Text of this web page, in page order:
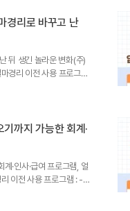
트의 AI 얼마경..
경리로 바꾸고 난
뒤 생긴 놀라운 변화(주)
경리 이전 사용 프로그램
.보다 효율적이고 빠른
로 들려드리겠습니다!​​ 유
웃소싱 전문 기업,(주..
까지 가능한 회계·
·인사·급여 프로그램, 얼
이전 사용 프로그램 : -
업무를 처리하기 위해 AI